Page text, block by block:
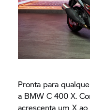
Pronta para
a BMWC 400 X.
acrescenta um X